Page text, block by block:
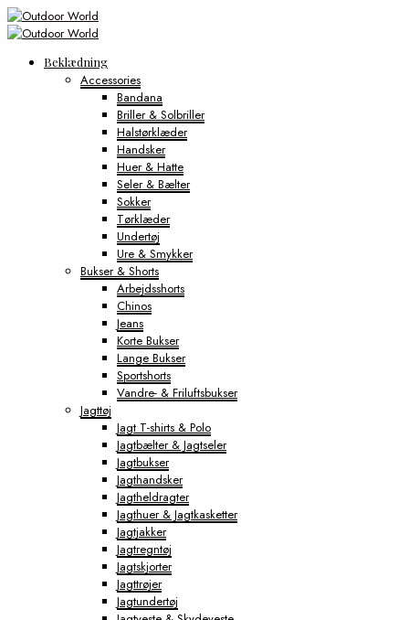
Beklædning
Accessories
Bandana
Briller & Solbriller
Halstørklæder
Handsker
Huer & Hatte
Seler & Bælter
Sokker
Tørklæder
Undertøj
Ure & Smykker
Bukser & Shorts
Arbejdsshorts
Chinos
Jeans
Korte Bukser
Lange Bukser
Sportshorts
Vandre- & Friluftsbukser
Jagttøj
Jagt T-shirts & Polo
Jagtbælter & Jagtseler
Jagtbukser
Jagthandsker
Jagtheldragter
Jagthuer & Jagtkasketter
Jagtjakker
Jagtregntøj
Jagtskjorter
Jagttrøjer
Jagtundertøj